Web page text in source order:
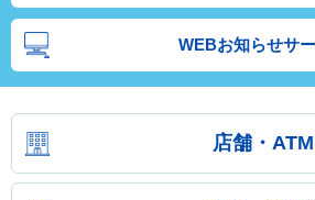
WEBお知らせサ
店舗・ATM